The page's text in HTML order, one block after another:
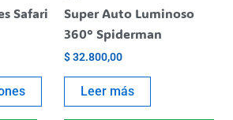
Safarielegir
producto
Super Auto Luminoso
360° Spiderman
$32.800,00
Leer más